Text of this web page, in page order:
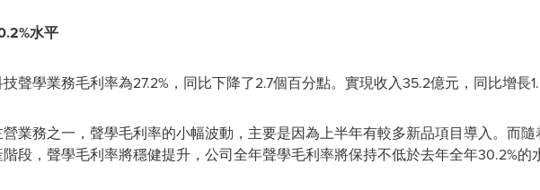
水平
聲學業務毛利率為27.2%，同比下降了2.7個百分點。實現收入35.2億元，同比增長
業務之一，聲學毛利率的小幅波動，主要是因為上半年有較多新品項目導入。而
段，聲學毛利率將穩健提升，公司全年聲學毛利率將保持不低於去年全年30.2%的